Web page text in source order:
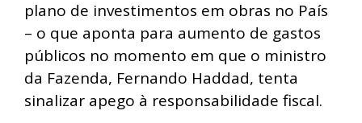
plano de investimentos em obras no País
– o que aponta para aumento de gastos
públicos no momento em que o ministro
da Fazenda, Fernando Haddad, tenta
sinalizar apego à responsabilidade fiscal.